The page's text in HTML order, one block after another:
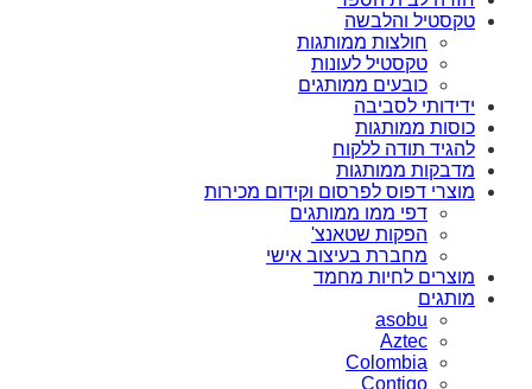
טקסטיל והלבשה
חולצות ממותגות
טקסטיל לעונות
כובעים ממותגים
ידידותי לסביבה
כוסות ממותגות
להגיד תודה ללקוח
מדבקות ממותגות
מוצרי דפוס לפרסום וקידום מכירות
דפי ממו ממותגים
הפקות שטאנצ'
מחברת בעיצוב אישי
מוצרים לחיות מחמד
מותגים
asobu
Aztec
Colombia
Contigo